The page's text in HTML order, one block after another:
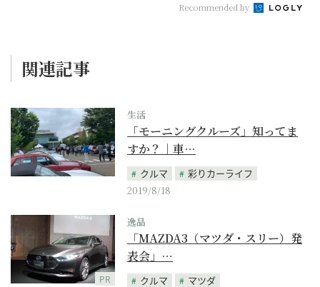
Recommended by
関連記事
生活
「モーニングクルーズ」知ってま
すか？｜車…
クルマ
彩りカーライフ
2019/8/18
PR
逸品
「MAZDA3（マツダ・スリー）発
表会」…
クルマ マツダ